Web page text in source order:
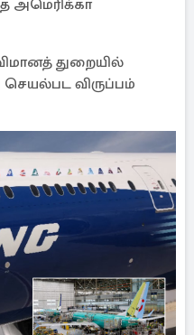
அமெரிக்கா
துறையில்
விருப்பம்